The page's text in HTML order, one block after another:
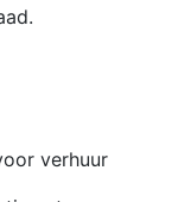
verhuur